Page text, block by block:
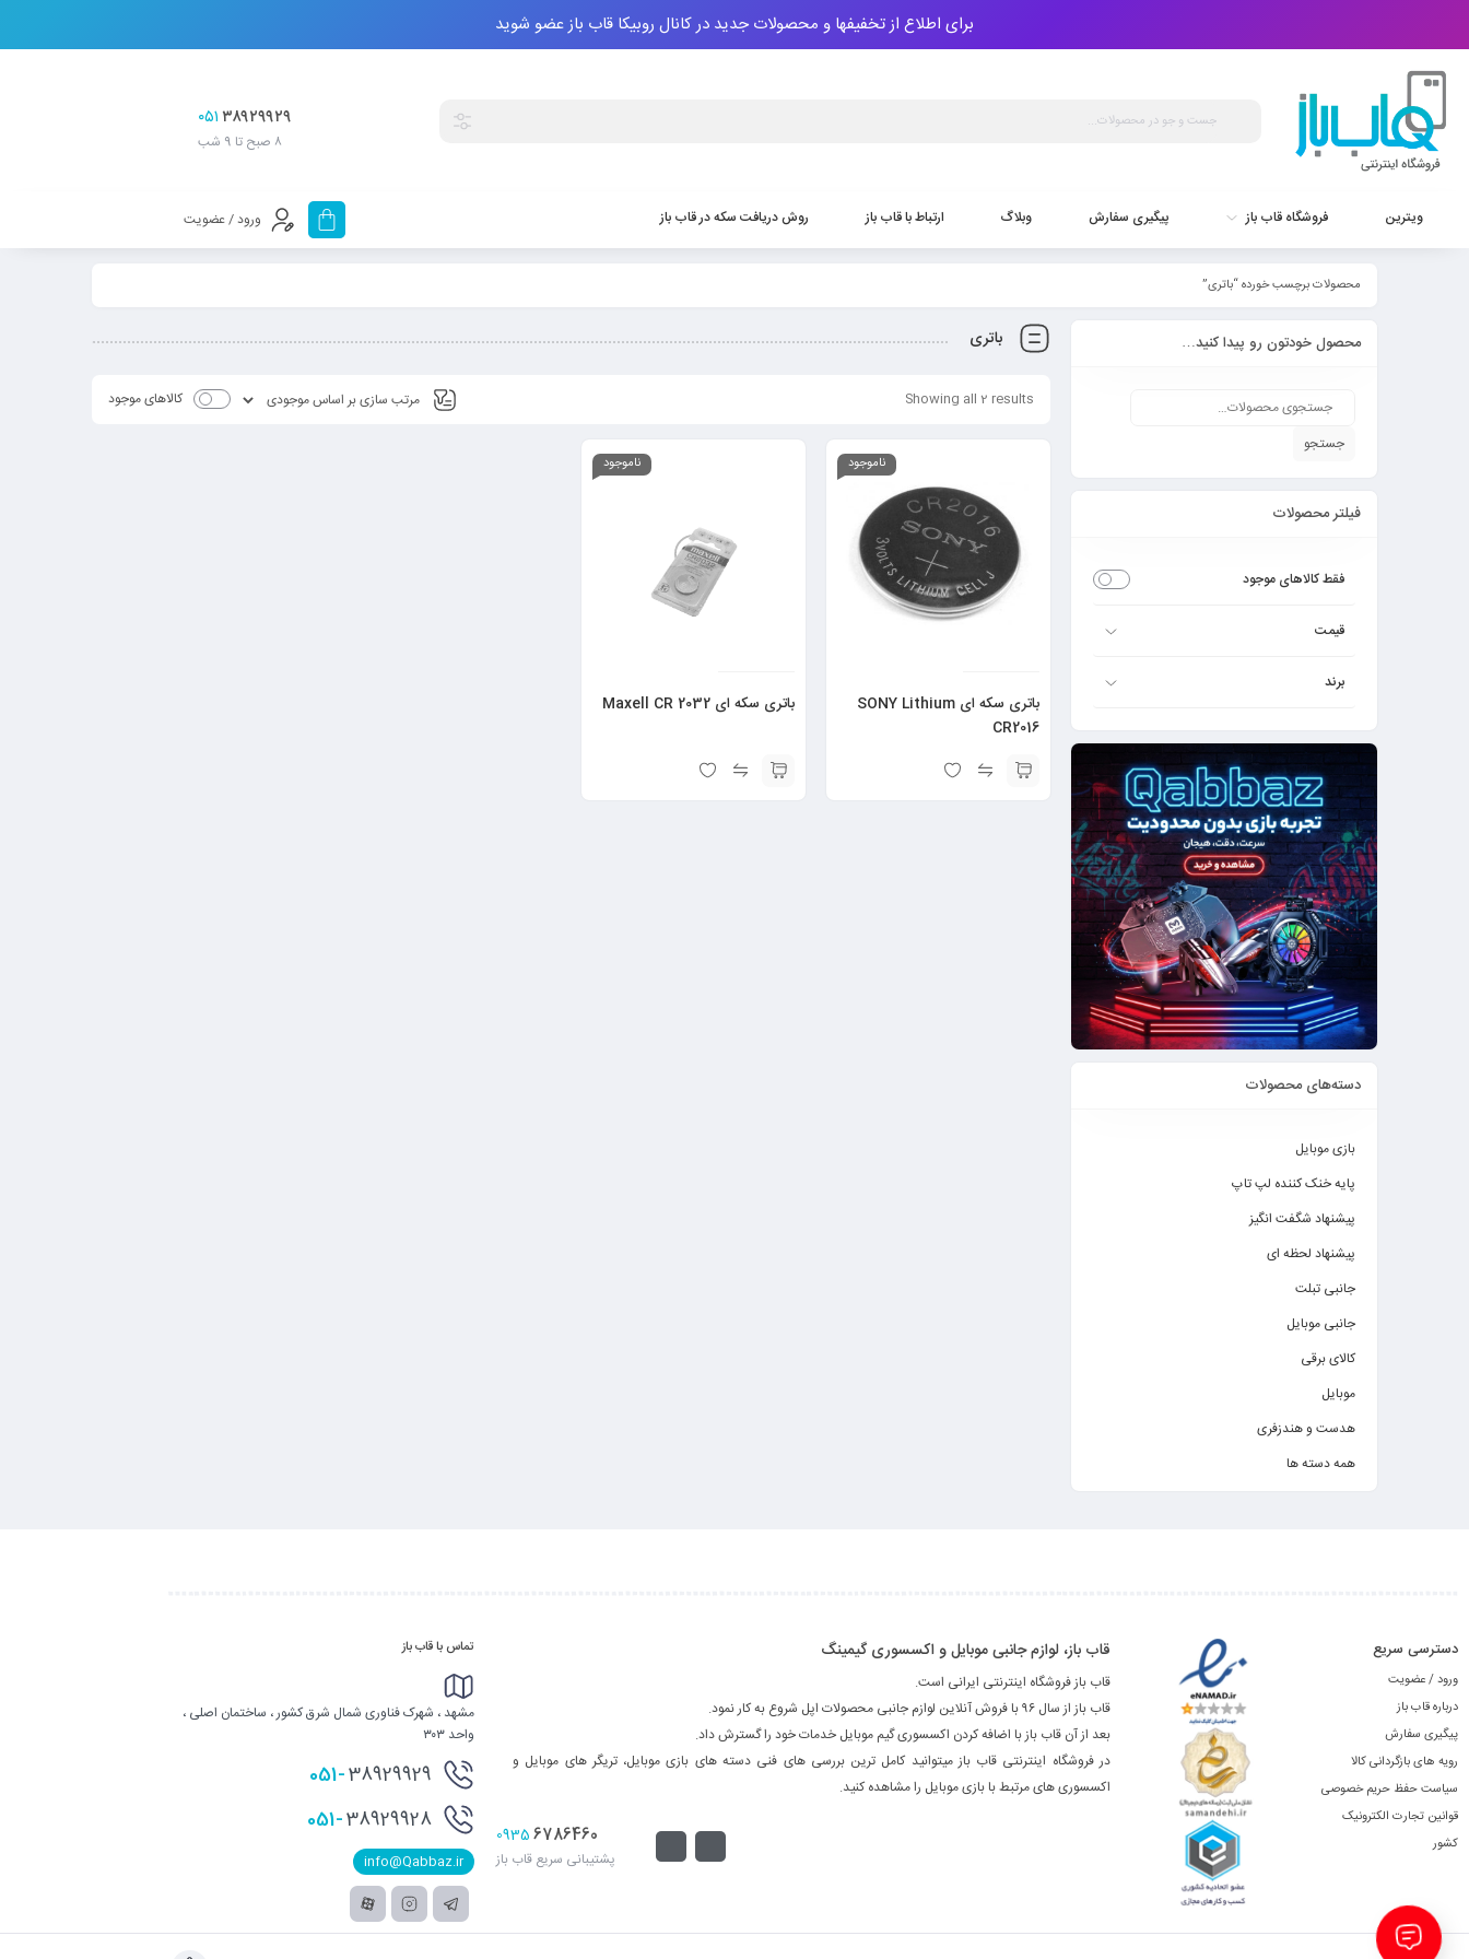
برای اطلاع از تخفیفها و محصولات جدید در کانال روبیکا قاب باز عضو شوید
۳۸۹۲۹۹۲۹۰۵۱
۸ صبح تا 9 شب
ویترین فروشگاه قاب باز پیگیری سفارش وبلاگ ارتباط با قاب باز روش دریافت سکه‌ در قاب باز ورود / عضویت
محصولات برچسب خورده “باتری”
باتری
Showing all 2 results کالاهای موجود
ناموجود
باتری سکه ای SONY Lithium
CR2016
ناموجود
باتری سکه ای Maxell CR 2032
محصول خودتون رو پیدا کنید…
جستجو
فیلتر محصولات
فقط کالاهای موجود
قیمت
برند
دسته‌های محصولات
بازی موبایل
پایه خنک کننده لپ تاپ
پیشنهاد شگفت انگیز
پیشنهاد لحظه ای
جانبی تبلت
جانبی موبایل
کالای برقی
موبایل
هدست و هندزفری
همه دسته ها
دسترسی سریع
ورود / عضویت
درباره قاب باز
پیگیری سفارش
رویه های بازگردانی کالا
سیاست حفظ حریم خصوصی
قوانین تجارت الکترونیک
کشور
قاب باز، لوازم جانبی موبایل و اکسسوری گیمینگ
قاب باز فروشگاه اینترنتی ایرانی است.
قاب باز از سال ۹۶ با فروش آنلاین لوازم جانبی محصولات اپل شروع به کار نمود.
بعد از آن قاب باز با اضافه کردن اکسسوری گیم موبایل خدمات خود را گسترش داد.
در فروشگاه اینترنتی قاب باز میتوانید کامل ترین بررسی های فنی دسته های بازی موبایل، تریگر های موبایل و
اکسسوری های مرتبط با بازی موبایل را مشاهده کنید.
6786460
0935
پشتیبانی سریع قاب باز
تماس با قاب باز
مشهد ، شهرک فناوری شمال شرق کشور ، ساختمان اصلی ،
واحد ۳۰۳
051-38929929
051-38929928
info@Qabbaz.ir